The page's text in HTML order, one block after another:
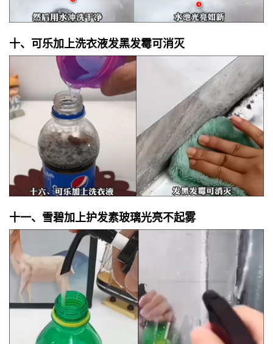
十、可乐加上洗衣液发黑发霉可消灭
十一、雪碧加上护发素玻璃光亮不起雾